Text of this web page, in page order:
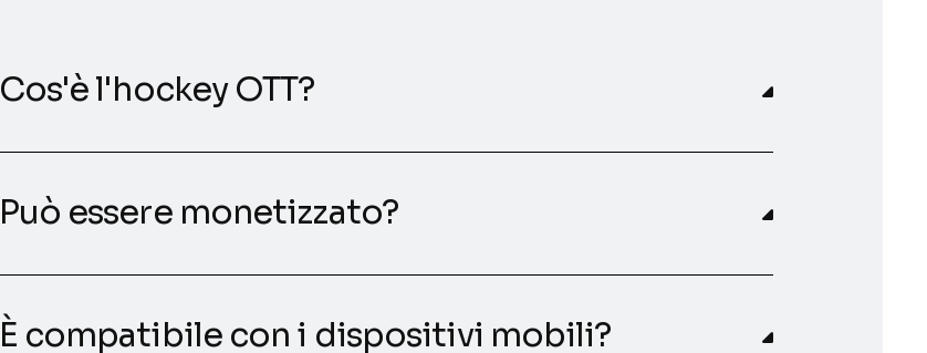
Cos'è l'hockey OTT?
Può essere monetizzato?
È compatibile con i dispositivi mobili?